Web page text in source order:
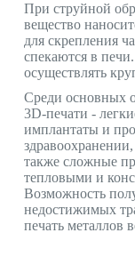
При струйной
вещество
для скрепления
спекаются в
осуществлять
Среди основных
3D-печати -
имплантаты и
также сложные
тепловыми и
Возможность
недостижимых
печать металлов